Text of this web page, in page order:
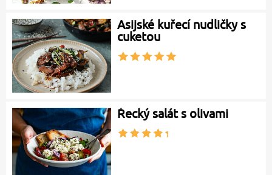
Asijské kuřecí nudličky s
cuketou
Řecký salát s olivami